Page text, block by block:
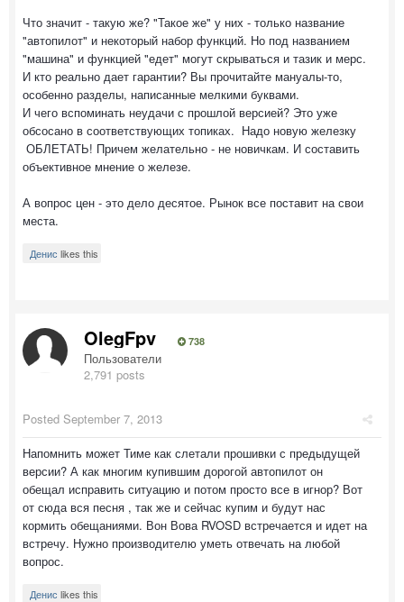
Что значит - такую же? "Такое же" у них - только название
"автопилот" и некоторый набор функций. Но под названием
"машина" и функцией "едет" могут скрываться и тазик и мерс.
И кто реально дает гарантии? Вы прочитайте мануалы-то,
особенно разделы, написанные мелкими буквами.
И чего вспоминать неудачи с прошлой версией? Это уже
обсосано в соответствующих топиках. Надо новую железку
ОБЛЕТАТЬ! Причем желательно - не новичкам. И составить
объективное мнение о железе.
А вопрос цен - это дело десятое. Рынок все поставит на свои
места.
Денис likes this
OlegFpv 738
Пользователи
2,791 posts
Posted September 7, 2013
Напомнить может Тиме как слетали прошивки с предыдущей
версии? А как многим купившим дорогой автопилот он
обещал исправить ситуацию и потом просто все в игнор? Вот
от сюда вся песня , так же и сейчас купим и будут нас
кормить обещаниями. Вон Вова RVOSD встречается и идет на
встречу. Нужно производителю уметь отвечать на любой
вопрос.
Денис likes this